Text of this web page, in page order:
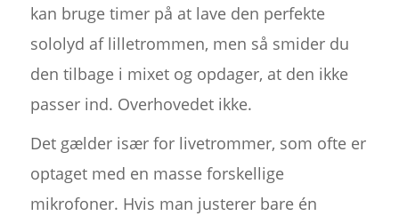
kan bruge timer på at lave den perfekte
sololyd af lilletrommen, men så smider du
den tilbage i mixet og opdager, at den ikke
passer ind. Overhovedet ikke.
Det gælder især for livetrommer, som ofte er
optaget med en masse forskellige
mikrofoner. Hvis man justerer bare én